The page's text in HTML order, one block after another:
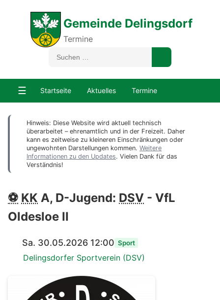
Gemeinde Delingsdorf
Termine
☰ Startseite Aktuelles Termine
Hinweis: Diese Website wird aktuell technisch
überarbeitet – ehrenamtlich und in der Freizeit. Daher
kann es zeitweise zu kleineren Einschränkungen oder
ungewohnten Darstellungen kommen. Weitere
Informationen zu den Updates. Vielen Dank für das
Verständnis!
⚽ KK A, D-Jugend: DSV - VfL
Oldesloe II
Sa. 30.05.2026 12:00 Sport
Delingsdorfer Sportverein (DSV)